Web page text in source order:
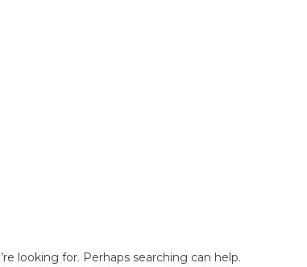
looking for. Perhaps searching can help.